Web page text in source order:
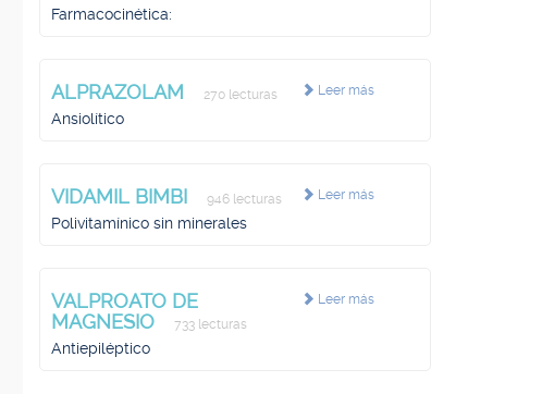
Farmacocinética:
Leer más
ALPRAZOLAM 270 lecturas
Ansiolítico
Leer más
VIDAMIL BIMBI 946 lecturas
Polivitamínico sin minerales
Leer más
VALPROATO DE
MAGNESIO
733 lecturas
Antiepiléptico